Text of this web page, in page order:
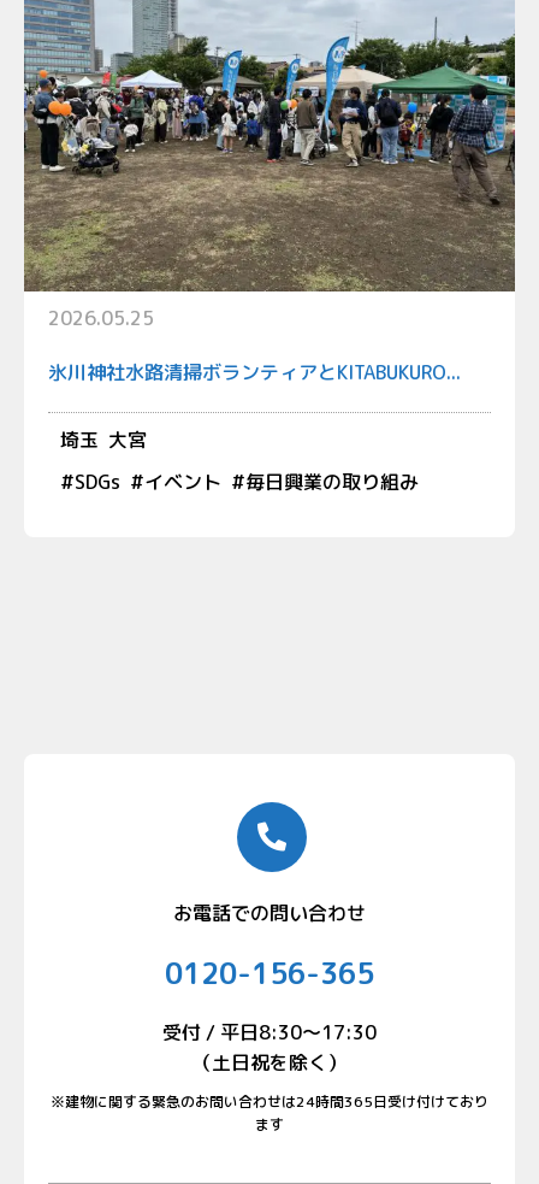
2026.05.25
氷川神社水路清掃ボランティアとKITABUKURO...
埼玉 大宮
#SDGs #イベント #毎日興業の取り組み
お電話での問い合わせ
0120-156-365
受付 / 平日8:30〜17:30
（土日祝を除く）
※建物に関する緊急のお問い合わせは24時間365日受け付けており
ます